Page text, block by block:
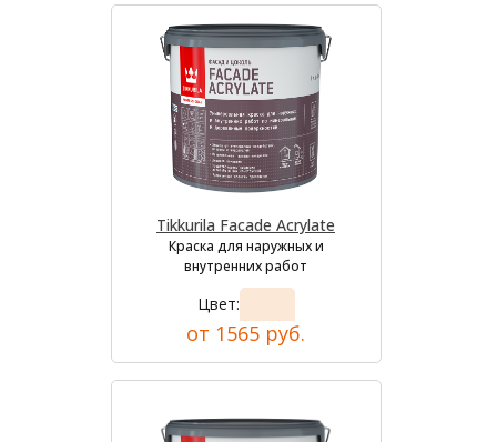
Tikkurila Facade Acrylate
Краска для наружных и
внутренних работ
Цвет:
от 1565 руб.